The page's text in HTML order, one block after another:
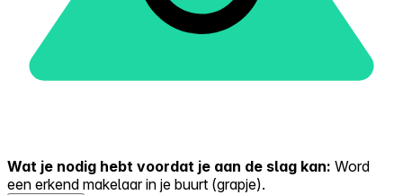
Wat je nodig hebt voordat je aan de slag kan: Word
een erkend makelaar in je buurt (grapje).